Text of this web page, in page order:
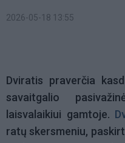
2026-05-18 13:55
Dviratis praverčia
savaitgalio
laisvalaikiui gamtoje.
ratų skersmeniu,